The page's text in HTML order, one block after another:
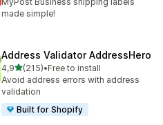
made simple!
Address Validator AddressHero
4,9av 5 stjerner
(215)
Totalt 215 omtaler
•Free to install
Avoid address errors with address
validation
Built for Shopify